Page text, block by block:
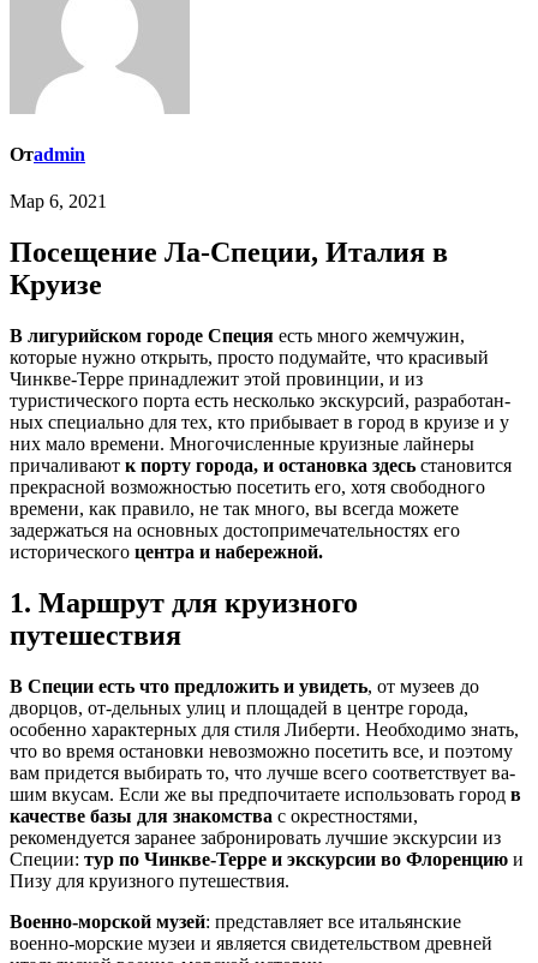
Отadmin
Мар 6, 2021
Посещение Ла-Специи, Италия в
Круизе
В лигурийском городе Специя есть много жемчужин,
которые нужно открыть, просто подумайте, что красивый
Чинкве-Терре принадлежит этой провинции, и из
туристического порта есть несколько экскурсий, разработан-
ных специально для тех, кто прибывает в город в круизе и у
них мало времени. Многочисленные круизные лайнеры
причаливают к порту города, и остановка здесь становится
прекрасной возможностью посетить его, хотя свободного
времени, как правило, не так много, вы всегда можете
задержаться на основных достопримечательностях его
исторического центра и набережной.
1. Маршрут для круизного
путешествия
В Специи есть что предложить и увидеть, от музеев до
дворцов, от-дельных улиц и площадей в центре города,
особенно характерных для стиля Либерти. Необходимо знать,
что во время остановки невозможно посетить все, и поэтому
вам придется выбирать то, что лучше всего соответствует ва-
шим вкусам. Если же вы предпочитаете использовать город в
качестве базы для знакомства с окрестностями,
рекомендуется заранее забронировать лучшие экскурсии из
Специи: тур по Чинкве-Терре и экскурсии во Флоренцию и
Пизу для круизного путешествия.
Военно-морской музей: представляет все итальянские
военно-морские музеи и является свидетельством древней